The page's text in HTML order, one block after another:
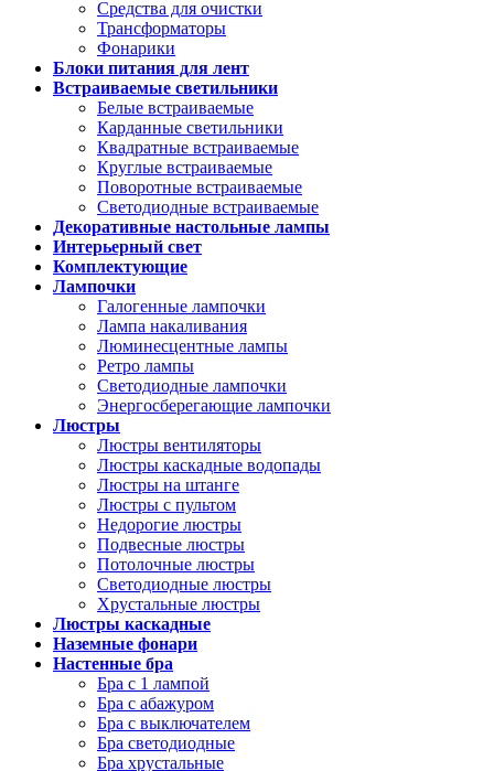
Средства для очистки
Трансформаторы
Фонарики
Блоки питания для лент
Встраиваемые светильники
Белые встраиваемые
Карданные светильники
Квадратные встраиваемые
Круглые встраиваемые
Поворотные встраиваемые
Светодиодные встраиваемые
Декоративные настольные лампы
Интерьерный свет
Комплектующие
Лампочки
Галогенные лампочки
Лампа накаливания
Люминесцентные лампы
Ретро лампы
Светодиодные лампочки
Энергосберегающие лампочки
Люстры
Люстры вентиляторы
Люстры каскадные водопады
Люстры на штанге
Люстры с пультом
Недорогие люстры
Подвесные люстры
Потолочные люстры
Светодиодные люстры
Хрустальные люстры
Люстры каскадные
Наземные фонари
Настенные бра
Бра с 1 лампой
Бра с абажуром
Бра с выключателем
Бра светодиодные
Бра хрустальные